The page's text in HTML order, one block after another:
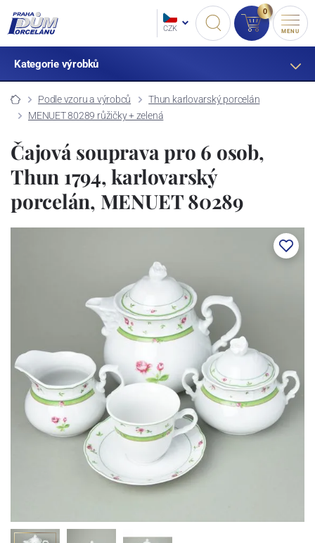
CZK
0
MENU
Kategorie výrobků
Podle vzoru a výrobců
Thun karlovarský porcelán
MENUET 80289 růžičky + zelená
Čajová souprava pro 6 osob,
Thun 1794, karlovarský
porcelán, MENUET 80289